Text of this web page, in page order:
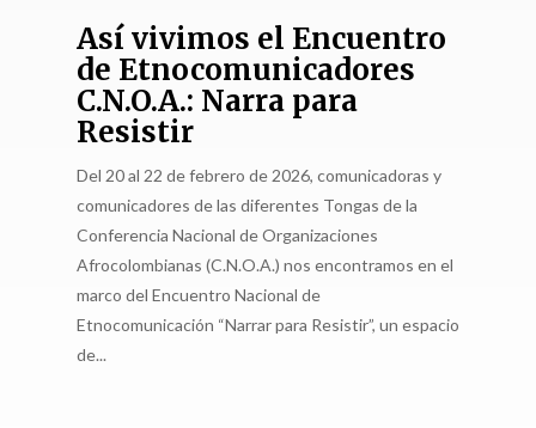
Así vivimos el Encuentro
de Etnocomunicadores
C.N.O.A.: Narra para
Resistir
Del 20 al 22 de febrero de 2026, comunicadoras y
comunicadores de las diferentes Tongas de la
Conferencia Nacional de Organizaciones
Afrocolombianas (C.N.O.A.) nos encontramos en el
marco del Encuentro Nacional de
Etnocomunicación “Narrar para Resistir”, un espacio
de...